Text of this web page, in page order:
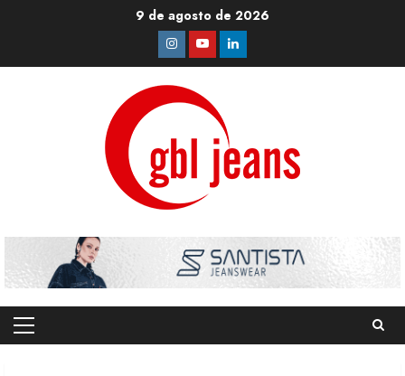
9 de agosto de 2026
Instagram
YoutubeLinkedin
Primary